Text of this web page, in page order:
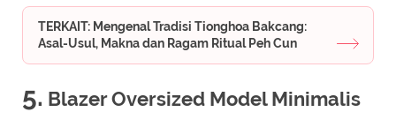
TERKAIT: Mengenal Tradisi Tionghoa Bakcang:
Asal-Usul, Makna dan Ragam Ritual Peh Cun
5. Blazer Oversized Model Minimalis